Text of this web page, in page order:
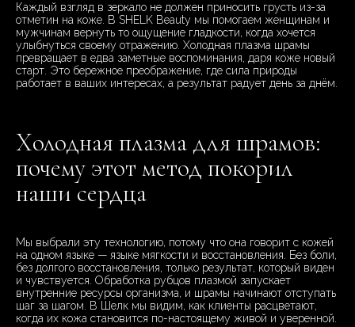
Каждый взгляд в зеркало не должен приносить грусть из-за
отметин на коже. В SHELK Beauty мы помогаем женщинам и
мужчинам вернуть то ощущение гладкости, когда хочется
улыбнуться своему отражению. Холодная плазма шрамы
превращает в едва заметные воспоминания, даря коже новый
старт. Это бережное преображение, где сила природы
работает в ваших интересах, а результат радует день за днём.
Холодная плазма для шрамов:
почему этот метод покорил
наши сердца
Мы выбрали эту технологию, потому что она говорит с кожей
на одном языке — языке мягкости и восстановления. Без боли,
без долгого восстановления, только результат, который виден
и чувствуется. Обработка рубцов плазмой запускает
внутренние ресурсы организма, и шрамы начинают отступать
шаг за шагом. В Шелк мы видим, как клиенты расцветают,
когда их кожа становится по-настоящему живой и уверенной.